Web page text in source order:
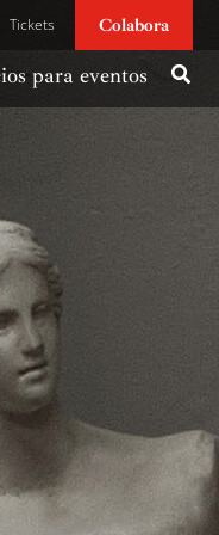
Tickets Colabora
para eventos